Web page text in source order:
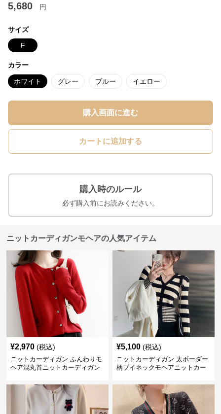
5,680 円
サイズ
F
カラー
ホワイト グレー ブルー イエロー
購入画面に進む
カートに追加する
購入時のルール
必ず購入前にお読みください。
ニットカーディガンモヘアの人気アイテム
¥2,970 (税込)
ニットカーディガン ふんわりモ
ヘア混丸首ニットカーディガン
¥5,100 (税込)
ニットカーディガン 太ボーダー
柄ブイネックモヘアニットカー